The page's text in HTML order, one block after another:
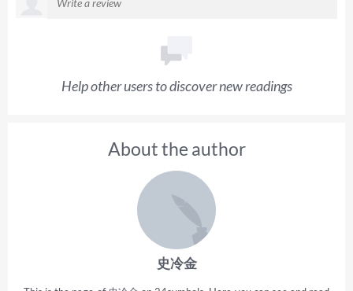
Help other users to discover new readings
About the author
史冷金